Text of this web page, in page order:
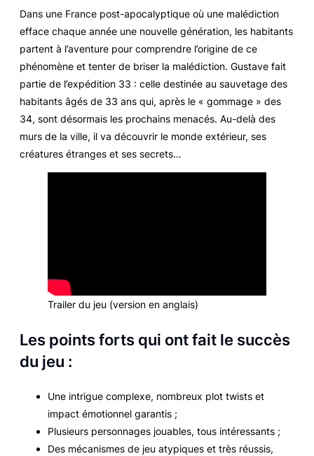
Dans une France post-apocalyptique où une malédiction
efface chaque année une nouvelle génération, les habitants
partent à l’aventure pour comprendre l’origine de ce
phénomène et tenter de briser la malédiction. Gustave fait
partie de l’expédition 33 : celle destinée au sauvetage des
habitants âgés de 33 ans qui, après le « gommage » des
34, sont désormais les prochains menacés. Au-delà des
murs de la ville, il va découvrir le monde extérieur, ses
créatures étranges et ses secrets…
Trailer du jeu (version en anglais)
Les points forts qui ont fait le succès
du jeu :
Une intrigue complexe, nombreux plot twists et
impact émotionnel garantis ;
Plusieurs personnages jouables, tous intéressants ;
Des mécanismes de jeu atypiques et très réussis,